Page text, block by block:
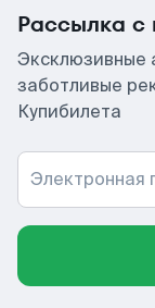
Рассылка с
Эксклюзивные
заботливые
Купибилета
Электронная